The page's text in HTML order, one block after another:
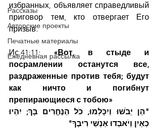
Рассказы
Авторские проекты
Печатные материалы
Ежедневная рассылка
избранных, объявляет справедливый
приговор тем, кто отвергает Его
призыв.
Ис.41:11: «Вот, в стыде и
посрамлении останутся все,
раздраженные против тебя; будут
как ничто и погибнут
препирающиеся с тобою»
"הֵן יֵבֹשׁוּ וְיִכָּלְמוּ, כֹּל הַנֶּחֱרִים בָּךְ; יִהְיוּ
כְאַיִן וְיֹאבְדוּ אַנְשֵׁי רִיבֶךָ"